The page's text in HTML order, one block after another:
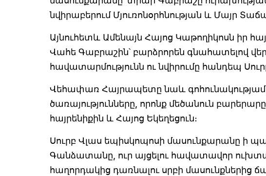
նվիրաբերում Մյուռոնօրհնության և Մայր
Այնուհետև Ամենայն Հայոց Կաթողիկոսն իր
Վահե Գաբրաշին՝ բարձրորեն գնահատելով
հավատարմությունն ու նվիրումը հանդեպ
Վեհափառ Հայրապետը նաև
ծառայությունները, որոնք մեծանուն
հայրենիքին և Հայոց Եկեղեցուն։
Սուրբ Վլաս եպիսկոպոսի մասունքարանը ի
Գանձատանը, ուր այցելու հավատավոր
հաղորդակից դառնալու սրբի մասունքներից